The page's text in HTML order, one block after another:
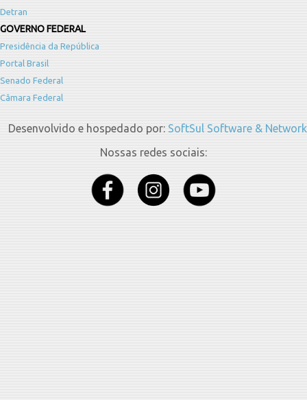
Detran
GOVERNO FEDERAL
Presidência da República
Portal Brasil
Senado Federal
Câmara Federal
Desenvolvido e hospedado por: SoftSul Software & Network
Nossas redes sociais: